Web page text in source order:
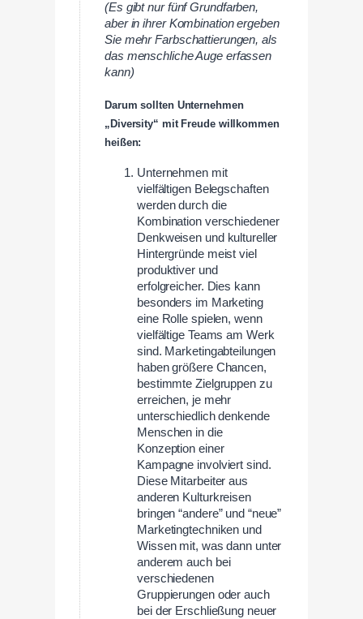
(Es gibt nur fünf Grundfarben,
aber in ihrer Kombination ergeben
Sie mehr Farbschattierungen, als
das menschliche Auge erfassen
kann)
Darum sollten Unternehmen
„Diversity“ mit Freude willkommen
heißen:
Unternehmen mit
vielfältigen Belegschaften
werden durch die
Kombination verschiedener
Denkweisen und kultureller
Hintergründe meist viel
produktiver und
erfolgreicher. Dies kann
besonders im Marketing
eine Rolle spielen, wenn
vielfältige Teams am Werk
sind. Marketingabteilungen
haben größere Chancen,
bestimmte Zielgruppen zu
erreichen, je mehr
unterschiedlich denkende
Menschen in die
Konzeption einer
Kampagne involviert sind.
Diese Mitarbeiter aus
anderen Kulturkreisen
bringen “andere” und “neue”
Marketingtechniken und
Wissen mit, was dann unter
anderem auch bei
verschiedenen
Gruppierungen oder auch
bei der Erschließung neuer